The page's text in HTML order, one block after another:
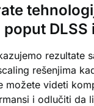
DLSS
rezultate
rešenjima
možete videti
i odlučiti da